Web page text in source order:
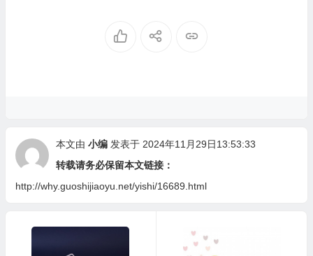
本文由 小编发表于 2024年11月29日13:53:33
转载请务必保留本文链接：
http://why.guoshijiaoyu.net/yishi/16689.html